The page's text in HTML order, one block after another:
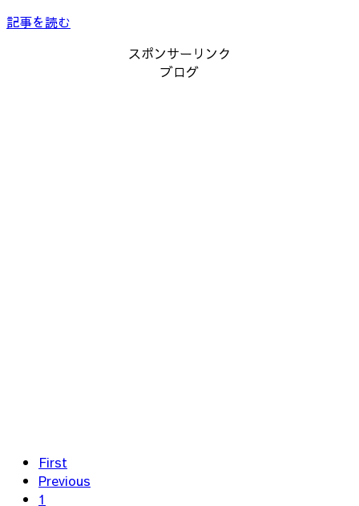
記事を読む
スポンサーリンク
ブログ
First
Previous
1